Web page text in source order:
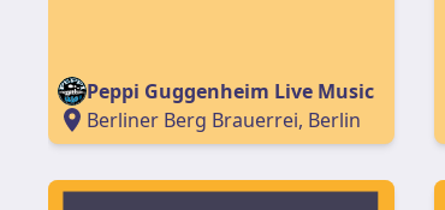
Peppi Guggenheim Live Music
Berliner Berg Brauerrei, Berlin